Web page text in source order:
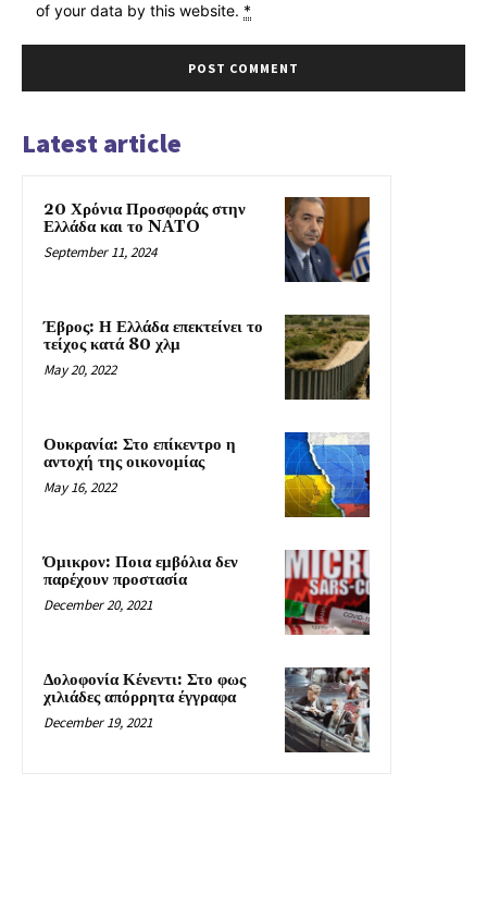
of your data by this website. *
Latest article
20 Χρόνια Προσφοράς στην
Ελλάδα και το NATO
September 11, 2024
Έβρος: Η Ελλάδα επεκτείνει το
τείχος κατά 80 χλμ
May 20, 2022
Ουκρανία: Στο επίκεντρο η
αντοχή της οικονομίας
May 16, 2022
Όμικρον: Ποια εμβόλια δεν
παρέχουν προστασία
December 20, 2021
Δολοφονία Κένεντι: Στο φως
χιλιάδες απόρρητα έγγραφα
December 19, 2021